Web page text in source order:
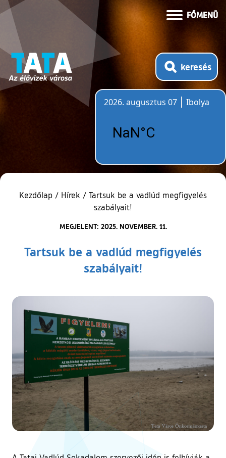
FŐMENÜ
keresés
2026. augusztus 07
Ibolya
Kezdőlap / Hírek / Tartsuk be a vadlúd megfigyelés
szabályait!
MEGJELENT: 2025. NOVEMBER. 11.
Tartsuk be a vadlúd megfigyelés
szabályait!